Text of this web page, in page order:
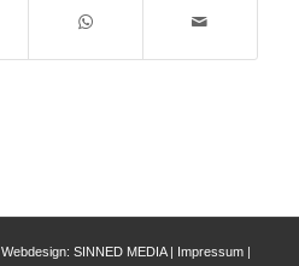
Webdesign: SINNED MEDIA| Impressum|